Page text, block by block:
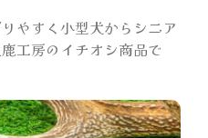
やすく小型犬からシニア
工房のイチオシ商品で